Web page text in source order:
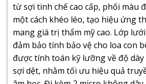
từ sợi tinh chế cao cấp, phối màu
một cách khéo léo, tạo hiệu ứng
mang giá trị thẩm mỹ cao. Lớp
đảm bảo tính bảo vệ cho loa con
được tính toán kỹ lưỡng về độ dày
sợi dệt, nhằm tối ưu hiệu quả